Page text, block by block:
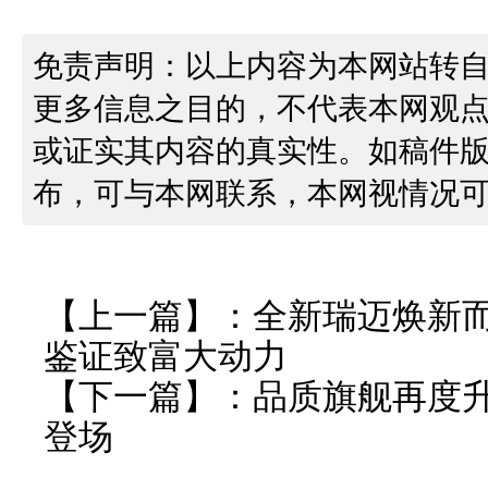
免责声明：以上内容为本网站转
更多信息之目的，不代表本网观
或证实其内容的真实性。如稿件
布，可与本网联系，本网视情况
【上一篇】： 全新瑞迈焕新
鉴证致富大动力
【下一篇】： 品质旗舰再度
登场